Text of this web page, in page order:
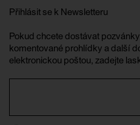
Přihlásit se k Newsletteru
Pokud chcete dostávat
komentované prohlídky a další
elektronickou poštou, zadejte